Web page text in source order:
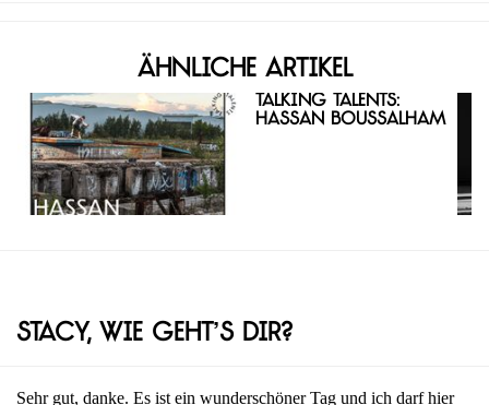
Ähnliche Artikel
Talking Talents:
Hassan Boussalham
Stacy, wie geht’s dir?
Sehr gut, danke. Es ist ein wunderschöner Tag und ich darf hier